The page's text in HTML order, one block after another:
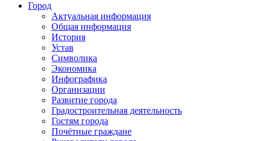
Город
Актуальная информация
Общая информация
История
Устав
Символика
Экономика
Инфографика
Организации
Развитие города
Градостроительная деятельность
Гостям города
Почётные граждане